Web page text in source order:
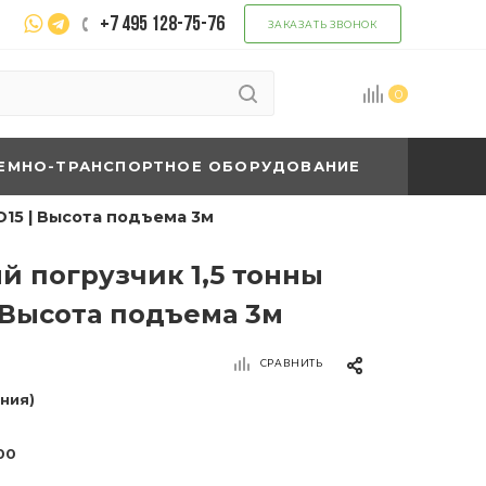
+7 495 128-75-76 ЗАКАЗАТЬ ЗВОНОК
0
ТРАНСПОРТНОЕ ОБОРУДОВАНИЕ
| Высота подъема 3м
погрузчик 1,5 тонны
Высота подъема 3м
СРАВНИТЬ